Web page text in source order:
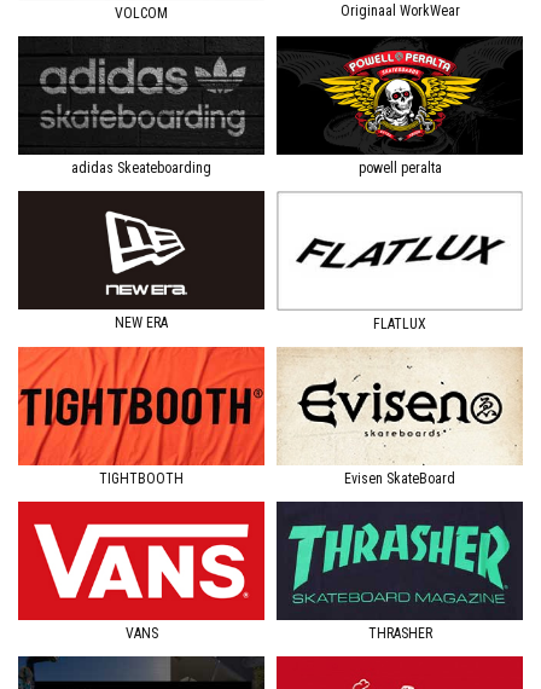
VOLCOM Originaal WorkWear
adidas Skeateboarding powell peralta
NEW ERA FLATLUX
TIGHTBOOTH Evisen SkateBoard
VANS THRASHER